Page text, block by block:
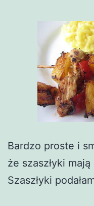
Bardzo proste i
że szaszłyki
Szaszłyki